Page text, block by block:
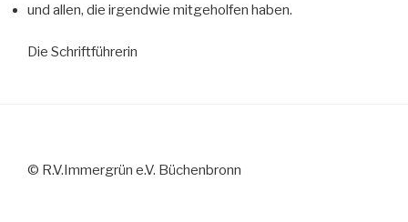
und allen, die irgendwie mitgeholfen haben.
Die Schriftführerin
© R.V.Immergrün e.V. Büchenbronn